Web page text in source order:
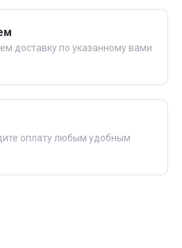
доставку по указанному вами
оплату любым удобным